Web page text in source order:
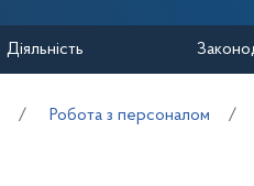
Діяльність
Робота з персоналом